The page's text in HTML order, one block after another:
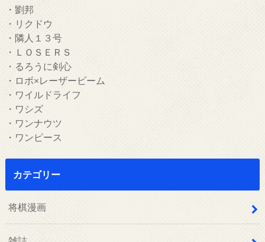
・劉邦
・リクドウ
・隣人１３号
・ＬＯＳＥＲＳ
・るろうに剣心
・ロボ×レーザービーム
・ワイルドライフ
・ワシズ
・ワンナウツ
・ワンピース
カテゴリー
将棋漫画